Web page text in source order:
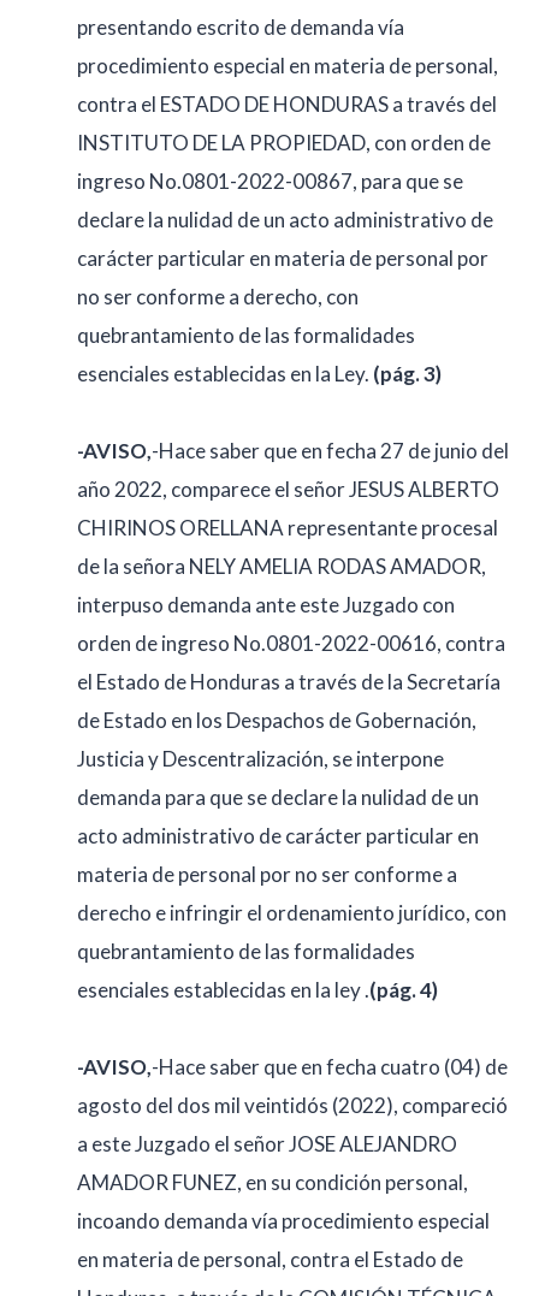
presentando escrito de demanda vía
procedimiento especial en materia de personal,
contra el ESTADO DE HONDURAS a través del
INSTITUTO DE LA PROPIEDAD, con orden de
ingreso No.0801-2022-00867, para que se
declare la nulidad de un acto administrativo de
carácter particular en materia de personal por
no ser conforme a derecho, con
quebrantamiento de las formalidades
esenciales establecidas en la Ley. (pág. 3)
-AVISO,-Hace saber que en fecha 27 de junio del
año 2022, comparece el señor JESUS ALBERTO
CHIRINOS ORELLANA representante procesal
de la señora NELY AMELIA RODAS AMADOR,
interpuso demanda ante este Juzgado con
orden de ingreso No.0801-2022-00616, contra
el Estado de Honduras a través de la Secretaría
de Estado en los Despachos de Gobernación,
Justicia y Descentralización, se interpone
demanda para que se declare la nulidad de un
acto administrativo de carácter particular en
materia de personal por no ser conforme a
derecho e infringir el ordenamiento jurídico, con
quebrantamiento de las formalidades
esenciales establecidas en la ley .(pág. 4)
-AVISO,-Hace saber que en fecha cuatro (04) de
agosto del dos mil veintidós (2022), compareció
a este Juzgado el señor JOSE ALEJANDRO
AMADOR FUNEZ, en su condición personal,
incoando demanda vía procedimiento especial
en materia de personal, contra el Estado de